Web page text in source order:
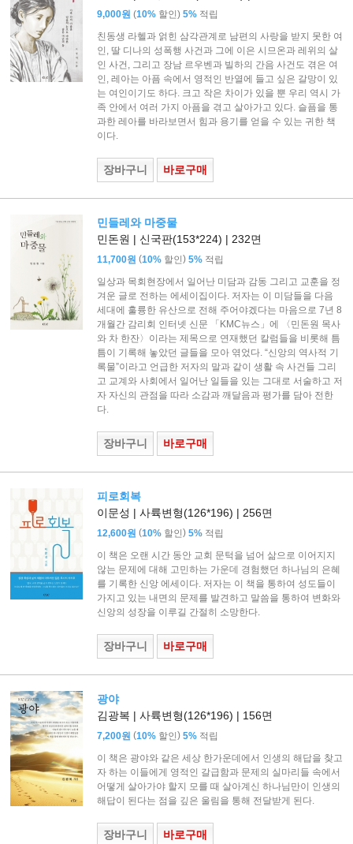
9,000원 (10% 할인) 5% 적립
친동생 라헬과 얽힌 삼각관계로 남편의 사랑을 받지 못한 여
인, 딸 디나의 성폭행 사건과 그에 이은 시므온과 레위의 살
인 사건, 그리고 장남 르우벤과 빌하의 간음 사건도 겪은 여
인, 레아는 아픔 속에서 영적인 반열에 들고 싶은 갈망이 있
는 여인이기도 하다. 크고 작은 차이가 있을 뿐 우리 역시 가
족 안에서 여러 가지 아픔을 겪고 살아가고 있다. 슬픔을 통
과한 레아를 바라보면서 힘과 용기를 얻을 수 있는 귀한 책
이다.
장바구니 바로구매
민들레와 마중물
민돈원 | 신국판(153*224) | 232면
11,700원 (10% 할인) 5% 적립
일상과 목회현장에서 일어난 미담과 감동 그리고 교훈을 정
겨운 글로 전하는 에세이집이다. 저자는 이 미담들을 다음
세대에 훌륭한 유산으로 전해 주어야겠다는 마음으로 7년 8
개월간 감리회 인터넷 신문 「KMC뉴스」에 〈민돈원 목사
와 차 한잔〉이라는 제목으로 연재했던 칼럼들을 비롯해 틈
틈이 기록해 놓았던 글들을 모아 엮었다. “신앙의 역사적 기
록물”이라고 언급한 저자의 말과 같이 생활 속 사건들 그리
고 교계와 사회에서 일어난 일들을 있는 그대로 서술하고 저
자 자신의 관점을 따라 소감과 깨달음과 평가를 담아 전한
다.
장바구니 바로구매
피로회복
이문성 | 사륙변형(126*196) | 256면
12,600원 (10% 할인) 5% 적립
이 책은 오랜 시간 동안 교회 문턱을 넘어 삶으로 이어지지
않는 문제에 대해 고민하는 가운데 경험했던 하나님의 은혜
를 기록한 신앙 에세이다. 저자는 이 책을 통하여 성도들이
가지고 있는 내면의 문제를 발견하고 말씀을 통하여 변화와
신앙의 성장을 이루길 간절히 소망한다.
장바구니 바로구매
광야
김광복 | 사륙변형(126*196) | 156면
7,200원 (10% 할인) 5% 적립
이 책은 광야와 같은 세상 한가운데에서 인생의 해답을 찾고
자 하는 이들에게 영적인 갈급함과 문제의 실마리들 속에서
어떻게 살아가야 할지 모를 때 살아계신 하나님만이 인생의
해답이 된다는 점을 깊은 울림을 통해 전달받게 된다.
장바구니 바로구매